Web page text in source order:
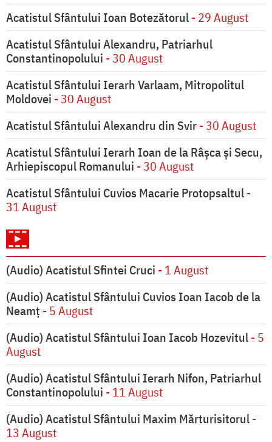
Acatistul Sfântului Ioan Botezătorul- 29 August
Acatistul Sfântului Alexandru, Patriarhul
Constantinopolului - 30 August
Acatistul Sfântului Ierarh Varlaam, Mitropolitul
Moldovei - 30 August
Acatistul Sfântului Alexandru din Svir- 30 August
Acatistul Sfântului Ierarh Ioan de la Râşca şi Secu,
Arhiepiscopul Romanului - 30 August
Acatistul Sfântului Cuvios Macarie Protopsaltul-
31 August
(Audio) Acatistul Sfintei Cruci - 1 August
(Audio) Acatistul Sfântului Cuvios Ioan Iacob de la
Neamț - 5 August
(Audio) Acatistul Sfântului Ioan Iacob Hozevitul- 5
August
(Audio) Acatistul Sfântului Ierarh Nifon, Patriarhul
Constantinopolului - 11 August
(Audio) Acatistul Sfântului Maxim Mărturisitorul-
13 August